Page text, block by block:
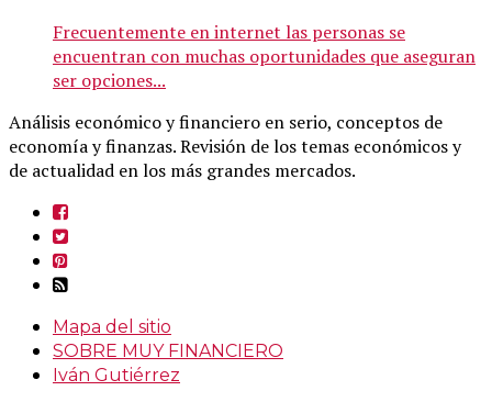
Frecuentemente en internet las personas se
encuentran con muchas oportunidades que aseguran
ser opciones...
Análisis económico y financiero en serio, conceptos de
economía y finanzas. Revisión de los temas económicos y
de actualidad en los más grandes mercados.
Mapa del sitio
SOBRE MUY FINANCIERO
Iván Gutiérrez